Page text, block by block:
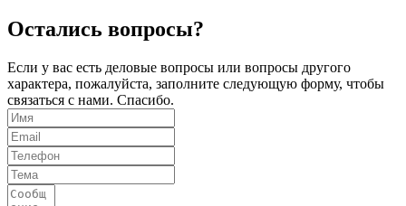
Остались вопросы?
Если у вас есть деловые вопросы или вопросы другого
характера, пожалуйста, заполните следующую форму, чтобы
связаться с нами. Спасибо.